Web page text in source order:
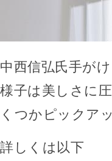
中西信弘氏手が
様子は美しさに
くつかピックア
詳しくは以下